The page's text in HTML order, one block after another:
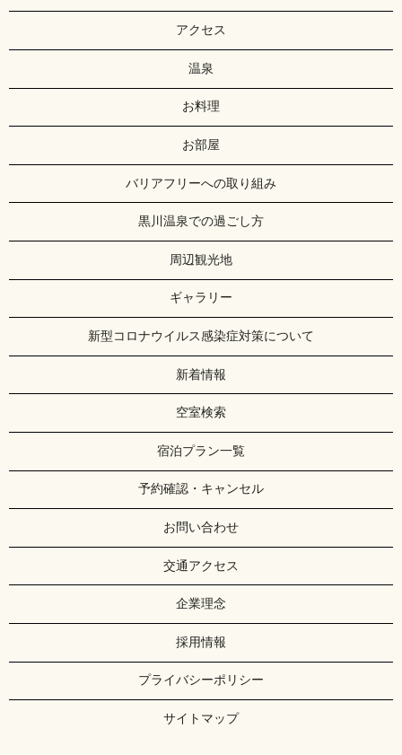
アクセス
温泉
お料理
お部屋
バリアフリーへの取り組み
黒川温泉での過ごし方
周辺観光地
ギャラリー
新型コロナウイルス感染症対策について
新着情報
空室検索
宿泊プラン一覧
予約確認・キャンセル
お問い合わせ
交通アクセス
企業理念
採用情報
プライバシーポリシー
サイトマップ